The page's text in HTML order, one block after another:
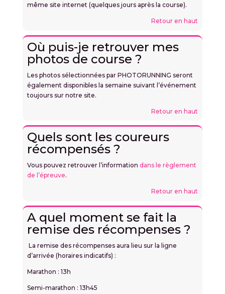
même site internet (quelques jours après la course).
Retour en haut
Où puis-je retrouver mes
photos de course ?
Les photos sélectionnées par PHOTORUNNING seront
également disponibles la semaine suivant l’événement
toujours sur notre site.
Retour en haut
Quels sont les coureurs
récompensés ?
Vous pouvez retrouver l’information dans le règlement
de l’épreuve.
Retour en haut
A quel moment se fait la
remise des récompenses ?
La remise des récompenses aura lieu sur la ligne
d’arrivée (horaires indicatifs) :
Marathon : 13h
Semi-marathon : 13h45